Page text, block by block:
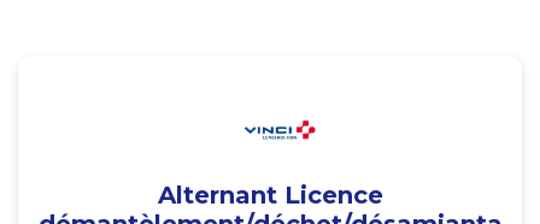
Alternant Licence